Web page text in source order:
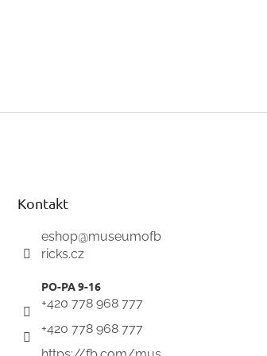
Kontakt
eshop@museumofb
ricks.cz
+420 778 968 777
+420 778 968 777